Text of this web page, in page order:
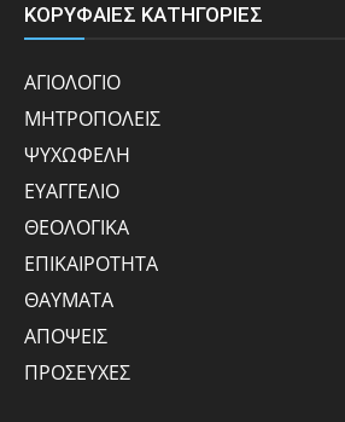
ΚΟΡΥΦΑΙΕΣ ΚΑΤΗΓΟΡΙΕΣ
ΑΓΙΟΛΟΓΙΟ
ΜΗΤΡΟΠΟΛΕΙΣ
ΨΥΧΩΦΕΛΗ
ΕΥΑΓΓΕΛΙΟ
ΘΕΟΛΟΓΙΚΑ
ΕΠΙΚΑΙΡΟΤΗΤΑ
ΘΑΥΜΑΤΑ
ΑΠΟΨΕΙΣ
ΠΡΟΣΕΥΧΕΣ